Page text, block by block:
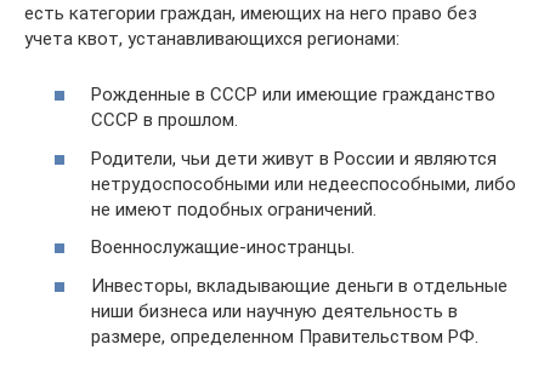
есть категории граждан, имеющих на него право без
учета квот, устанавливающихся регионами:
Рожденные в СССР или имеющие гражданство
СССР в прошлом.
Родители, чьи дети живут в России и являются
нетрудоспособными или недееспособными, либо
не имеют подобных ограничений.
Военнослужащие-иностранцы.
Инвесторы, вкладывающие деньги в отдельные
ниши бизнеса или научную деятельность в
размере, определенном Правительством РФ.